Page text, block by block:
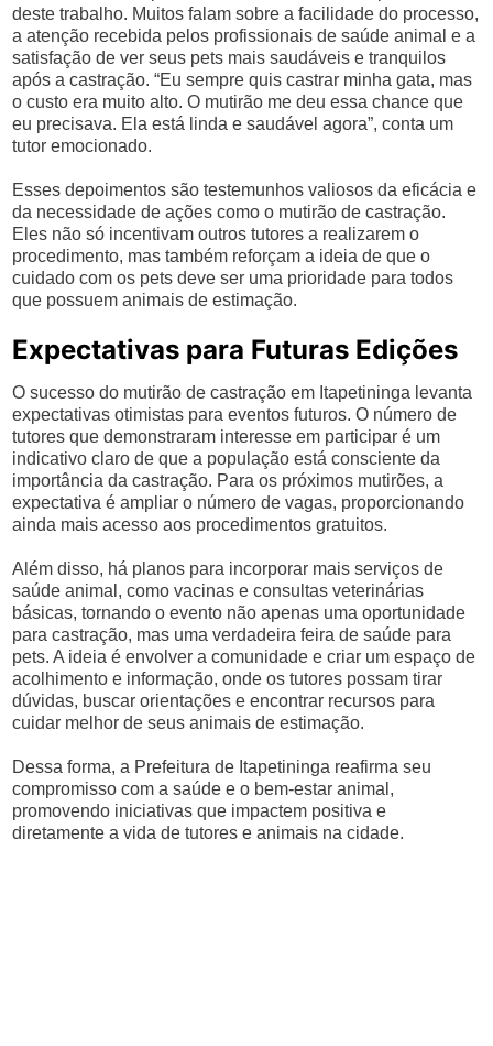
deste trabalho. Muitos falam sobre a facilidade do processo,
a atenção recebida pelos profissionais de saúde animal e a
satisfação de ver seus pets mais saudáveis e tranquilos
após a castração. “Eu sempre quis castrar minha gata, mas
o custo era muito alto. O mutirão me deu essa chance que
eu precisava. Ela está linda e saudável agora”, conta um
tutor emocionado.
Esses depoimentos são testemunhos valiosos da eficácia e
da necessidade de ações como o mutirão de castração.
Eles não só incentivam outros tutores a realizarem o
procedimento, mas também reforçam a ideia de que o
cuidado com os pets deve ser uma prioridade para todos
que possuem animais de estimação.
Expectativas para Futuras Edições
O sucesso do mutirão de castração em Itapetininga levanta
expectativas otimistas para eventos futuros. O número de
tutores que demonstraram interesse em participar é um
indicativo claro de que a população está consciente da
importância da castração. Para os próximos mutirões, a
expectativa é ampliar o número de vagas, proporcionando
ainda mais acesso aos procedimentos gratuitos.
Além disso, há planos para incorporar mais serviços de
saúde animal, como vacinas e consultas veterinárias
básicas, tornando o evento não apenas uma oportunidade
para castração, mas uma verdadeira feira de saúde para
pets. A ideia é envolver a comunidade e criar um espaço de
acolhimento e informação, onde os tutores possam tirar
dúvidas, buscar orientações e encontrar recursos para
cuidar melhor de seus animais de estimação.
Dessa forma, a Prefeitura de Itapetininga reafirma seu
compromisso com a saúde e o bem-estar animal,
promovendo iniciativas que impactem positiva e
diretamente a vida de tutores e animais na cidade.